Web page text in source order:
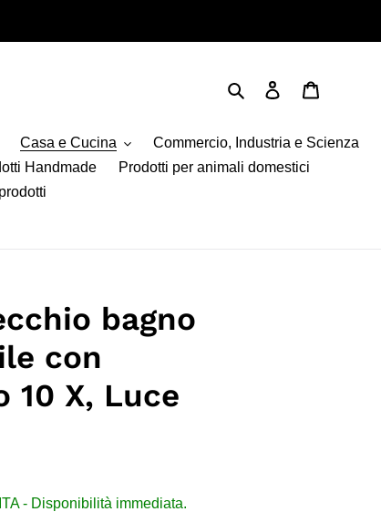
Cerca Accedi
Casa e Cucina
Commercio, Industria e Scienza
Handmade
Prodotti per animali domestici
bagno
con
10 X, Luce
- Disponibilità immediata.